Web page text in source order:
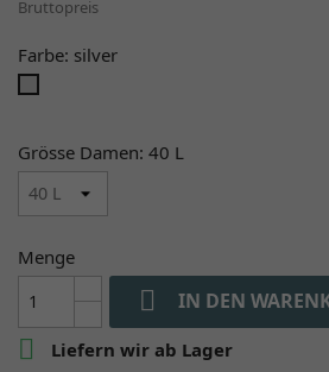
Bruttopreis
Farbe: silver
Grösse Damen: 40 L
Menge
 IN DEN

Liefern wir ab Lager